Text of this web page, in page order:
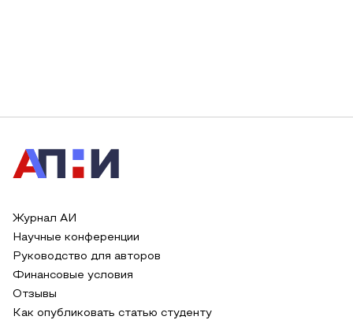
Журнал АИ
Научные конференции
Руководство для авторов
Финансовые условия
Отзывы
Как опубликовать статью студенту